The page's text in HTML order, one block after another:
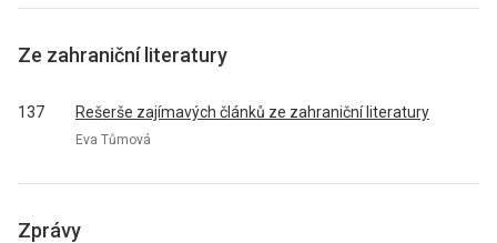
Ze zahraniční literatury
137 Rešerše zajímavých článků ze zahraniční literatury
Eva Tůmová
Zprávy